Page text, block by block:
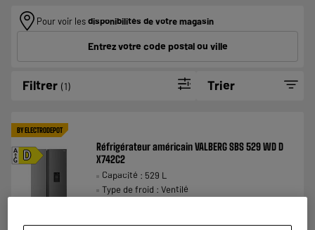
Pour voir lesdisponibilités de votre magasin
Entrez votre code postal ou ville
Filtrer (1) Trier
BY ELECTRODEPOT
D
A
G
Réfrigérateur américain VALBERG SBS 529 WD D
X742C2
Capacité : 529 L
Type de froid : Ventilé
579 96